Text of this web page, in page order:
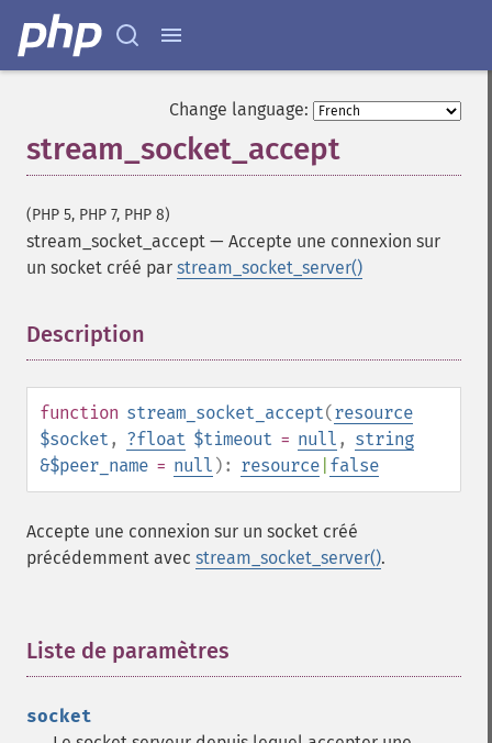
Change language:
stream_socket_accept
(PHP 5, PHP 7, PHP 8)
stream_socket_accept — Accepte une connexion sur
un socket créé par stream_socket_server()
Description
function stream_socket_accept(resource
$socket , ?float $timeout = null , string
&$peer_name = null ): resource false
Accepte une connexion sur un socket créé
précédemment avec stream_socket_server().
Liste de paramètres
socket